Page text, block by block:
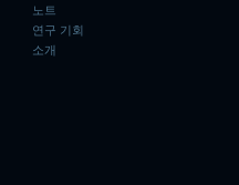
노트
연구 기회
소개